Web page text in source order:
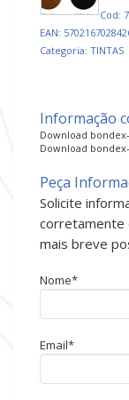
Cod:
EAN:
Categoria: TINTAS
Informação
Download
Download
Peça
Solicite
corretamente
mais breve
Nome*
Email*